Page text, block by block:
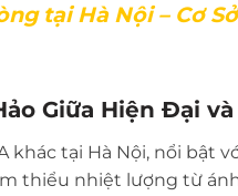
tại Hà Nội – Cơ
Giữa Hiện Đại
tại Hà Nội, nổi bật
thiểu nhiệt lượng từ